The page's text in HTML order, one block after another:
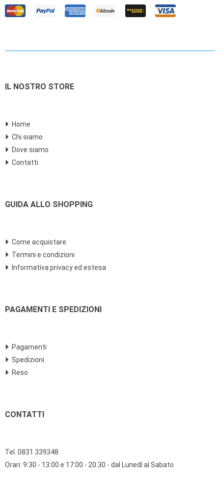
IL NOSTRO STORE
Home
Chi siamo
Dove siamo
Contatti
GUIDA ALLO SHOPPING
Come acquistare
Termini e condizioni
Informativa privacy ed estesa
PAGAMENTI E SPEDIZIONI
Pagamenti
Spedizioni
Reso
CONTATTI
Tel. 0831 339348
Orari: 9:30 - 13:00 e 17:00 - 20.30 - dal Lunedì al Sabato